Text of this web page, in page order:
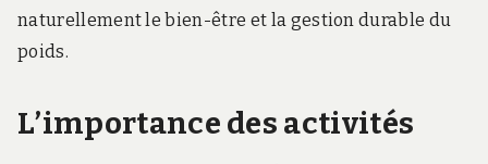
naturellement le bien-être et la gestion durable du
poids.
L’importance des activités